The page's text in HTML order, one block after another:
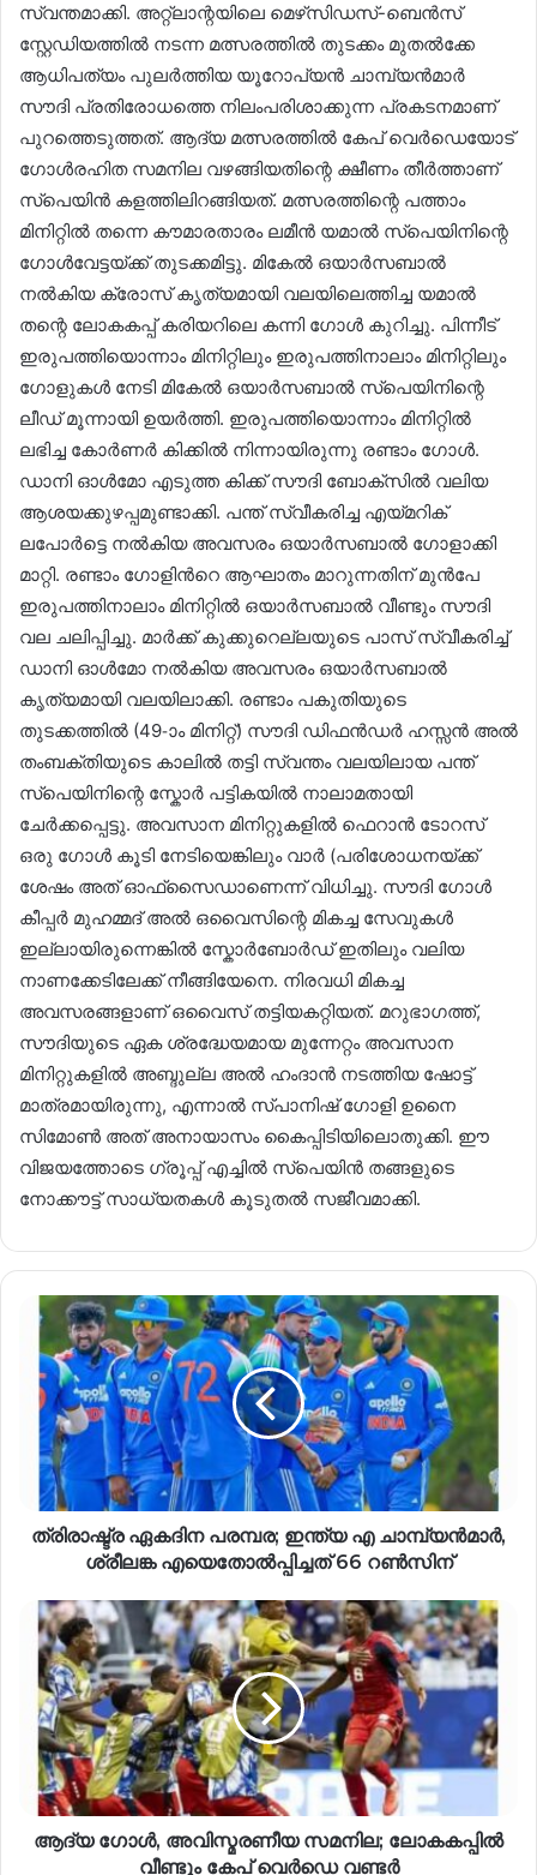
സ്വന്തമാക്കി. അറ്റ്ലാന്റയിലെ മെഴ്‌സിഡസ്-ബെൻസ്
സ്റ്റേഡിയത്തിൽ നടന്ന മത്സരത്തിൽ തുടക്കം മുതൽക്കേ
ആധിപത്യം പുലർത്തിയ യൂറോപ്യൻ ചാമ്പ്യൻമാർ
സൗദി പ്രതിരോധത്തെ നിലംപരിശാക്കുന്ന പ്രകടനമാണ്
പുറത്തെടുത്തത്. ആദ്യ മത്സരത്തിൽ കേപ് വെർഡെയോട്
ഗോൾരഹിത സമനില വഴങ്ങിയതിന്റെ ക്ഷീണം തീർത്താണ്
സ്‌പെയിൻ കളത്തിലിറങ്ങിയത്. മത്സരത്തിന്റെ പത്താം
മിനിറ്റിൽ തന്നെ കൗമാരതാരം ലമീൻ യമാൽ സ്‌പെയിനിന്റെ
ഗോൾവേട്ടയ്ക്ക് തുടക്കമിട്ടു. മികേൽ ഒയാർസബാൽ
നൽകിയ ക്രോസ് കൃത്യമായി വലയിലെത്തിച്ച യമാൽ
തന്റെ ലോകകപ്പ് കരിയറിലെ കന്നി ഗോൾ കുറിച്ചു. പിന്നീട്
ഇരുപത്തിയൊന്നാം മിനിറ്റിലും ഇരുപത്തിനാലാം മിനിറ്റിലും
ഗോളുകൾ നേടി മികേൽ ഒയാർസബാൽ സ്‌പെയിനിന്റെ
ലീഡ് മൂന്നായി ഉയർത്തി. ഇരുപത്തിയൊന്നാം മിനിറ്റിൽ
ലഭിച്ച കോർണർ കിക്കിൽ നിന്നായിരുന്നു രണ്ടാം ഗോൾ.
ഡാനി ഓൾമോ എടുത്ത കിക്ക് സൗദി ബോക്സിൽ വലിയ
ആശയക്കുഴപ്പമുണ്ടാക്കി. പന്ത് സ്വീകരിച്ച എയ്മറിക്
ലപോർട്ടെ നൽകിയ അവസരം ഒയാർസബാൽ ഗോളാക്കി
മാറ്റി. രണ്ടാം ഗോളിന്‍റെ ആഘാതം മാറുന്നതിന് മുൻപേ
ഇരുപത്തിനാലാം മിനിറ്റിൽ ഒയാർസബാൽ വീണ്ടും സൗദി
വല ചലിപ്പിച്ചു. മാർക്ക് കുക്കുറെല്ലയുടെ പാസ് സ്വീകരിച്ച്
ഡാനി ഓൾമോ നൽകിയ അവസരം ഒയാർസബാൽ
കൃത്യമായി വലയിലാക്കി. രണ്ടാം പകുതിയുടെ
തുടക്കത്തിൽ (49-ാം മിനിറ്റ്) സൗദി ഡിഫൻഡർ ഹസ്സൻ അൽ
തംബക്തിയുടെ കാലിൽ തട്ടി സ്വന്തം വലയിലായ പന്ത്
സ്‌പെയിനിന്റെ സ്കോർ പട്ടികയിൽ നാലാമതായി
ചേർക്കപ്പെട്ടു. അവസാന മിനിറ്റുകളിൽ ഫെറാൻ ടോറസ്
ഒരു ഗോൾ കൂടി നേടിയെങ്കിലും വാർ (പരിശോധനയ്ക്ക്
ശേഷം അത് ഓഫ്‌സൈഡാണെന്ന് വിധിച്ചു. സൗദി ഗോൾ
കീപ്പർ മുഹമ്മദ് അൽ ഒവൈസിന്റെ മികച്ച സേവുകൾ
ഇല്ലായിരുന്നെങ്കിൽ സ്കോർബോർഡ് ഇതിലും വലിയ
നാണക്കേടിലേക്ക് നീങ്ങിയേനെ. നിരവധി മികച്ച
അവസരങ്ങളാണ് ഒവൈസ് തട്ടിയകറ്റിയത്. മറുഭാഗത്ത്,
സൗദിയുടെ ഏക ശ്രദ്ധേയമായ മുന്നേറ്റം അവസാന
മിനിറ്റുകളിൽ അബ്ദുല്ല അൽ ഹംദാൻ നടത്തിയ ഷോട്ട്
മാത്രമായിരുന്നു, എന്നാൽ സ്പാനിഷ് ഗോളി ഉനൈ
സിമോൺ അത് അനായാസം കൈപ്പിടിയിലൊതുക്കി. ഈ
വിജയത്തോടെ ഗ്രൂപ്പ് എച്ചിൽ സ്‌പെയിൻ തങ്ങളുടെ
നോക്കൗട്ട് സാധ്യതകൾ കൂടുതൽ സജീവമാക്കി.
ത്രിരാഷ്ട്ര ഏകദിന പരമ്പര; ഇന്ത്യ എ ചാമ്പ്യൻമാർ,
ശ്രീലങ്ക എയെതോൽപ്പിച്ചത് 66 റൺസിന്
ആദ്യ ഗോൾ, അവിസ്മരണീയ സമനില; ലോകകപ്പിൽ
വീണ്ടും കേപ് വെർഡെ വണ്ടർ